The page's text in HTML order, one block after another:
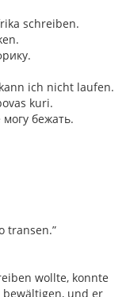
schreiben.
ich nicht laufen.
kuri.
бежать.
transen.”
wollte, konnte
und er